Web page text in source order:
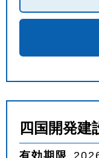
四国開発
有効期限